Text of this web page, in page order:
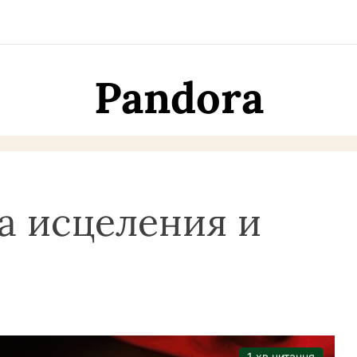
Pandora
исцеления и